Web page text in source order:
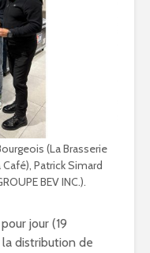
(La Brasserie
Patrick Simard
BEV INC.).
jour (19
distribution de